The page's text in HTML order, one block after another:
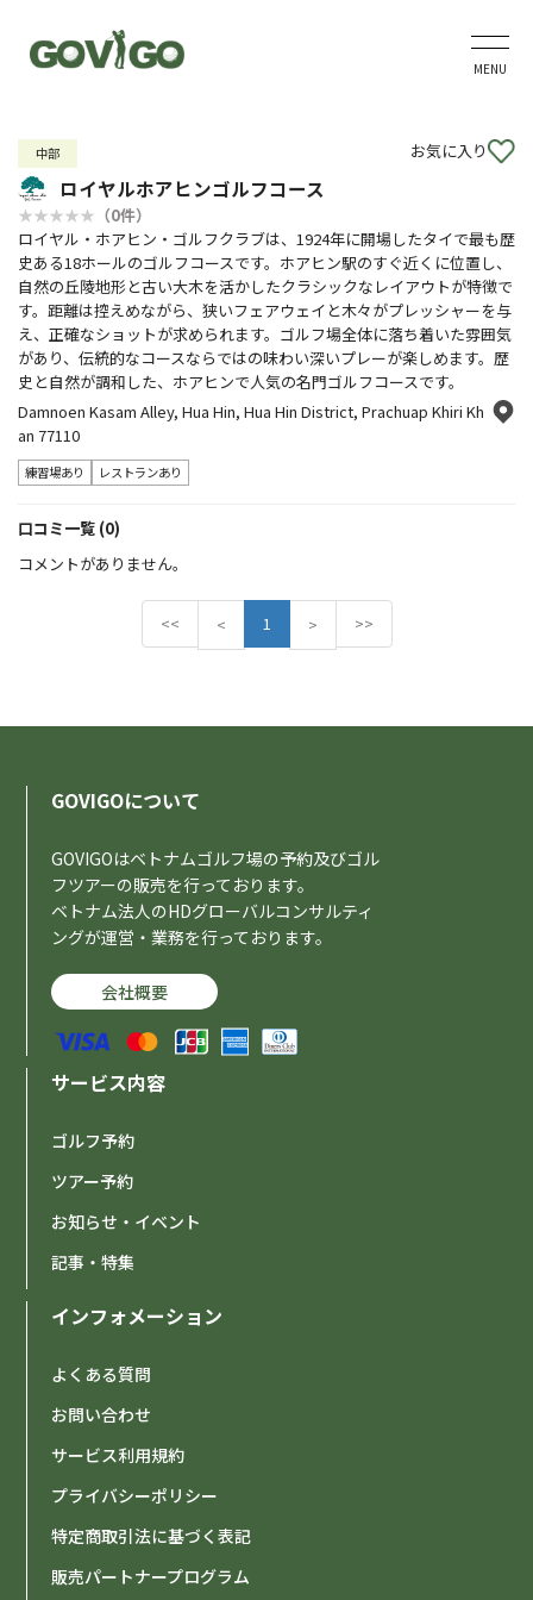
MENU
中部
ロイヤルホアヒンゴルフコース
お気に入り
（0件）
ロイヤル・ホアヒン・ゴルフクラブは、1924年に開場したタイで最も歴
史ある18ホールのゴルフコースです。ホアヒン駅のすぐ近くに位置し、
自然の丘陵地形と古い大木を活かしたクラシックなレイアウトが特徴で
す。距離は控えめながら、狭いフェアウェイと木々がプレッシャーを与
え、正確なショットが求められます。ゴルフ場全体に落ち着いた雰囲気
があり、伝統的なコースならではの味わい深いプレーが楽しめます。歴
史と自然が調和した、ホアヒンで人気の名門ゴルフコースです。
Damnoen Kasam Alley, Hua Hin, Hua Hin District, Prachuap Khiri Kh
an 77110
練習場あり レストランあり
口コミ一覧 (0)
コメントがありません。
<< <P
r
1 >N
e
>>
GOVIGOについて
GOVIGOはベトナムゴルフ場の予約及びゴル
フツアーの販売を行っております。
ベトナム法人のHDグローバルコンサルティ
ングが運営・業務を行っております。
会社概要
サービス内容
ゴルフ予約
ツアー予約
お知らせ・イベント
記事・特集
インフォメーション
よくある質問
お問い合わせ
サービス利用規約
プライバシーポリシー
特定商取引法に基づく表記
販売パートナープログラム